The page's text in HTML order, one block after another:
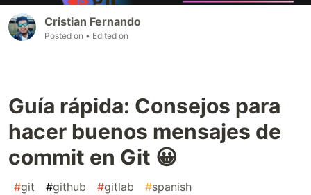
Cristian Fernando
Posted on • Edited on
Guía rápida: Consejos para
hacer buenos mensajes de
commit en Git 😀
#git #github #gitlab #spanish